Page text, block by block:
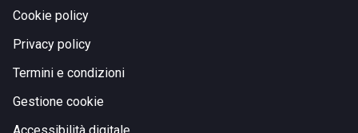
Cookie policy
Privacy policy
Termini e condizioni
Gestione cookie